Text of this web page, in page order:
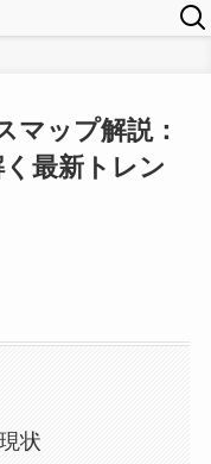
マップ解説：
最新トレン
状